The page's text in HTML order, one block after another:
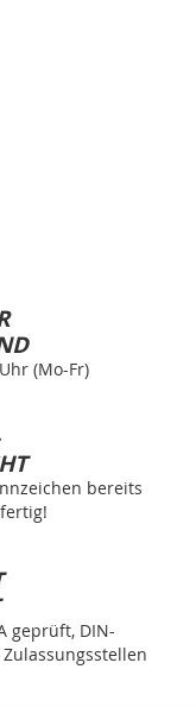
(Mo-Fr)
bereits
geprüft, DIN-